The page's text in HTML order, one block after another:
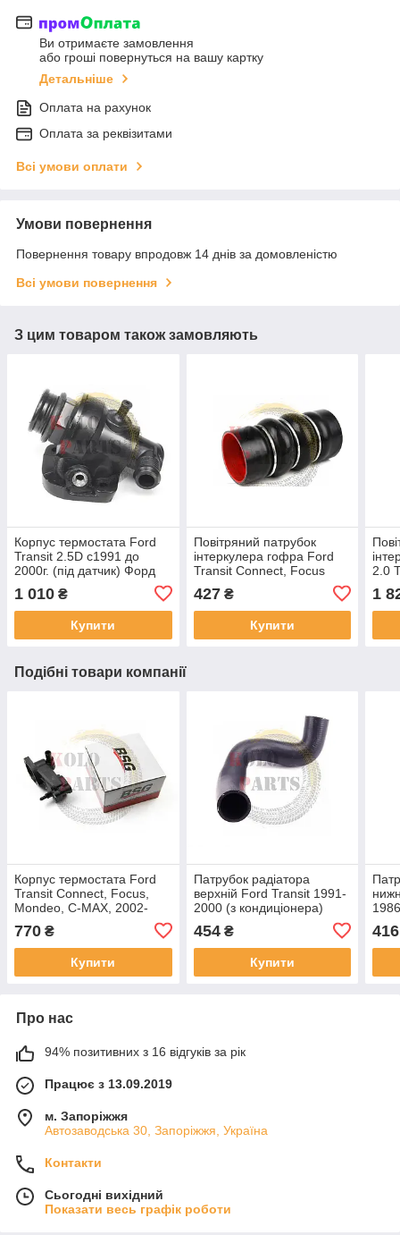
Ви отримаєте замовлення
або гроші повернуться на вашу картку
Детальніше
Оплата на рахунок
Оплата за реквізитами
Всі умови оплати
Умови повернення
Повернення товару впродовж 14 днів за домовленістю
Всі умови повернення
З цим товаром також замовляють
Корпус термостата Ford
Transit 2.5D с1991 до
2000г. (під датчик) Форд
1 010 ₴
Купити
Повітряний патрубок
інтеркулера гофра Ford
Transit Connect, Focus
Фокус трубка радіатора
427₴
Купити
2.0
1
Подібні товари компанії
Корпус термостата Ford
Transit Connect, Focus,
Mondeo, C-MAX, 2002-
Конект, Фокус, Мондео
770 ₴
Купити
Патрубок радіатора
верхній Ford Transit 1991-
2000 (з кондиціонера)
охолодження на радіатор
454₴
Купити
416
Про нас
94% позитивних з 16 відгуків за рік
Працює з 13.09.2019
м. Запоріжжя
Автозаводська 30, Запоріжжя, Україна
Контакти
Сьогодні вихідний
Показати весь графік роботи